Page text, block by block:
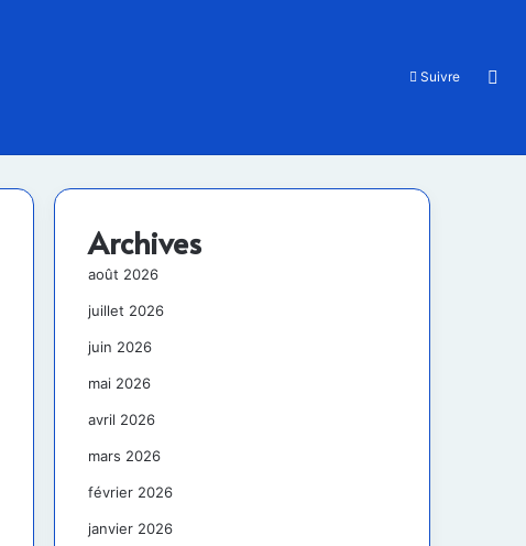
Suivre
Archives
août 2026
juillet 2026
juin 2026
mai 2026
avril 2026
mars 2026
février 2026
janvier 2026